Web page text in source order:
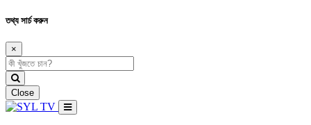
তথ্য সার্চ করুন
×
Close